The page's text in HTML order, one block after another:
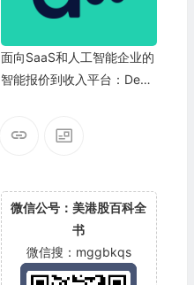
面向SaaS和人工智能企业的
智能报价到收入平台：Deal
微信公号：美港股百科全
书
微信搜：mggbkqs